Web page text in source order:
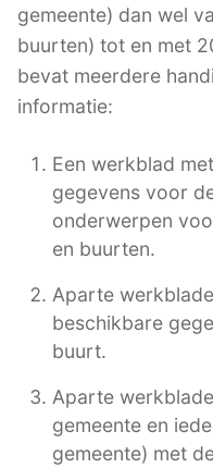
gemeente) dan wel
buurten) tot en met
bevat meerdere
informatie:
Een werkblad
gegevens voor
onderwerpen
en buurten.
Aparte
beschikbare
buurt.
Aparte
gemeente en
gemeente) met